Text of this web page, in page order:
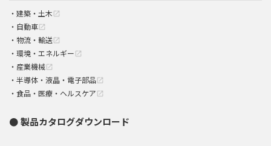
建築・土木 open_in_new
自動車 open_in_new
物流・輸送 open_in_new
環境・エネルギー open_in_new
産業機械 open_in_new
半導体・液晶・電子部品 open_in_new
食品・医療・ヘルスケア open_in_new
製品カタログダウンロード